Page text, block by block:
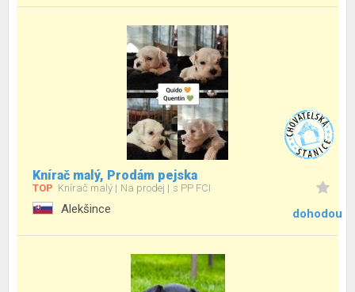
Knírač malý, Prodám pejska
TOP Knírač malý Na prodej s PP FCI
Alekšince dohodou